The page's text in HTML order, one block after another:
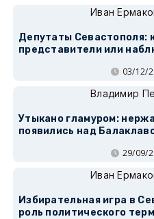
Иван
Депутаты Севастополя:
представители или
03/12/
Владимир
Утыкано гламуром:
появились над
29/09/
Иван
Избирательная игра в
роль политического